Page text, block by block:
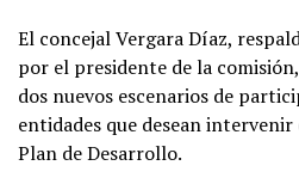
El concejal Vergara Díaz,
por el presidente de la
dos nuevos escenarios de
entidades que desean
Plan de Desarrollo.